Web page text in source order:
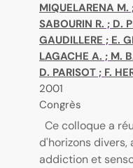
MIQUELARENA M.
SABOURIN R. ; D.
GAUDILLERE ; E.
LAGACHE A. ; M.
D. PARISOT ; F.
2001
Congrès
Ce colloque a
d'horizons divers,
addiction et